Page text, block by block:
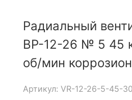
Радиальный
ВР-12-26 № 5 45
об/мин
Артикул: VR-12-26-5-45-